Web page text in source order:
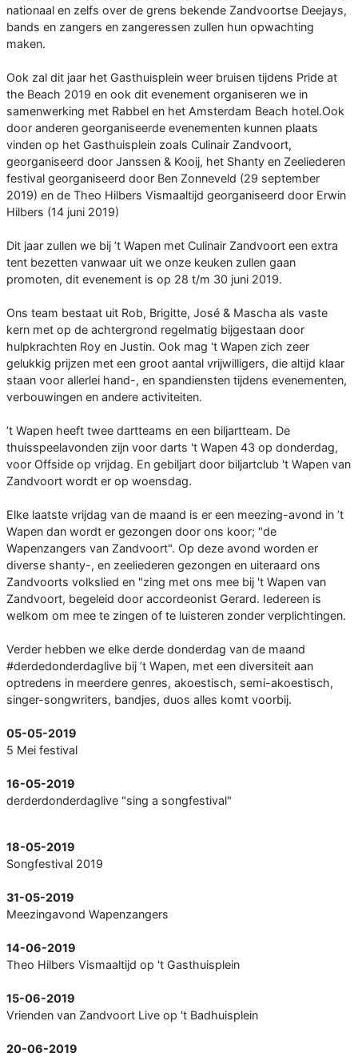
nationaal en zelfs over de grens bekende Zandvoortse Deejays,
bands en zangers en zangeressen zullen hun opwachting
maken.
Ook zal dit jaar het Gasthuisplein weer bruisen tijdens Pride at
the Beach 2019 en ook dit evenement organiseren we in
samenwerking met Rabbel en het Amsterdam Beach hotel.Ook
door anderen georganiseerde evenementen kunnen plaats
vinden op het Gasthuisplein zoals Culinair Zandvoort,
georganiseerd door Janssen & Kooij, het Shanty en Zeeliederen
festival georganiseerd door Ben Zonneveld (29 september
2019) en de Theo Hilbers Vismaaltijd georganiseerd door Erwin
Hilbers (14 juni 2019)
Dit jaar zullen we bij ’t Wapen met Culinair Zandvoort een extra
tent bezetten vanwaar uit we onze keuken zullen gaan
promoten, dit evenement is op 28 t/m 30 juni 2019.
Ons team bestaat uit Rob, Brigitte, José & Mascha als vaste
kern met op de achtergrond regelmatig bijgestaan door
hulpkrachten Roy en Justin. Ook mag 't Wapen zich zeer
gelukkig prijzen met een groot aantal vrijwilligers, die altijd klaar
staan voor allerlei hand-, en spandiensten tijdens evenementen,
verbouwingen en andere activiteiten.
’t Wapen heeft twee dartteams en een biljartteam. De
thuisspeelavonden zijn voor darts 't Wapen 43 op donderdag,
voor Offside op vrijdag. En gebiljart door biljartclub 't Wapen van
Zandvoort wordt er op woensdag.
Elke laatste vrijdag van de maand is er een meezing-avond in ’t
Wapen dan wordt er gezongen door ons koor; "de
Wapenzangers van Zandvoort". Op deze avond worden er
diverse shanty-, en zeeliederen gezongen en uiteraard ons
Zandvoorts volkslied en "zing met ons mee bij 't Wapen van
Zandvoort, begeleid door accordeonist Gerard. Iedereen is
welkom om mee te zingen of te luisteren zonder verplichtingen.
Verder hebben we elke derde donderdag van de maand
#derdedonderdaglive bij ’t Wapen, met een diversiteit aan
optredens in meerdere genres, akoestisch, semi-akoestisch,
singer-songwriters, bandjes, duos alles komt voorbij.
05-05-2019
5 Mei festival
16-05-2019
derderdonderdaglive "sing a songfestival"
18-05-2019
Songfestival 2019
31-05-2019
Meezingavond Wapenzangers
14-06-2019
Theo Hilbers Vismaaltijd op 't Gasthuisplein
15-06-2019
Vrienden van Zandvoort Live op 't Badhuisplein
20-06-2019